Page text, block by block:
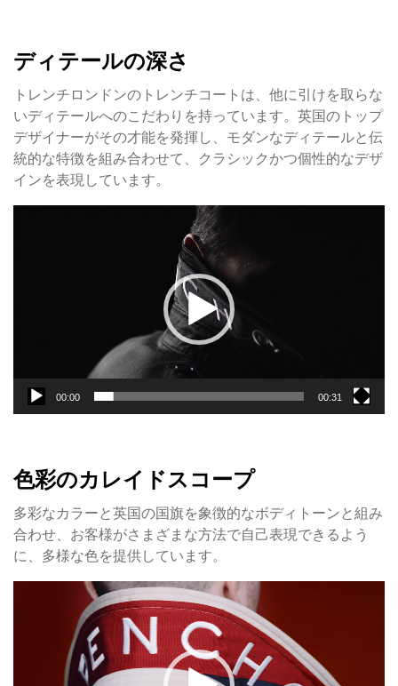
ディテールの深さ
トレンチロンドンのトレンチコートは、他に引けを取らな
いディテールへのこだわりを持っています。英国のトップ
デザイナーがその才能を発揮し、モダンなディテールと伝
統的な特徴を組み合わせて、クラシックかつ個性的なデザ
インを表現しています。
00:00 00:31
色彩のカレイドスコープ
多彩なカラーと英国の国旗を象徴的なボディトーンと組み
合わせ、お客様がさまざまな方法で自己表現できるよう
に、多様な色を提供しています。